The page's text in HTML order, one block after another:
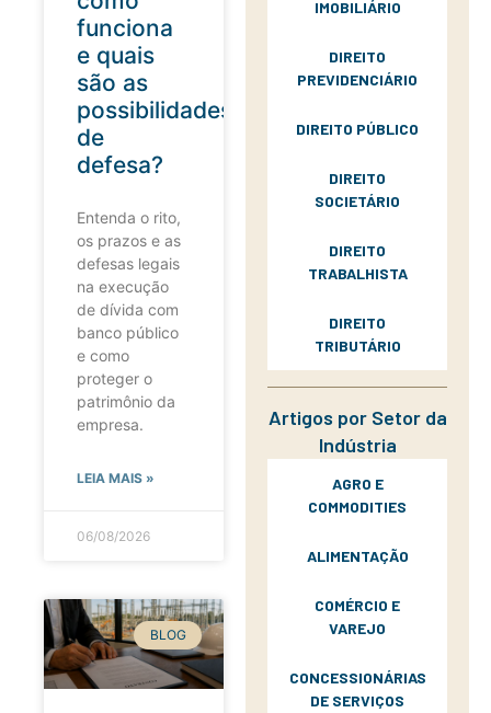
funciona
e quais
são as
possibilidades
de
defesa?
Entenda o rito,
os prazos e as
defesas legais
na execução
de dívida com
banco público
e como
proteger o
patrimônio da
empresa.
LEIA MAIS »
06/08/2026
BLOG
IMOBILIÁRIO
DIREITO
PREVIDENCIÁRIO
DIREITO PÚBLICO
DIREITO
SOCIETÁRIO
DIREITO
TRABALHISTA
DIREITO
TRIBUTÁRIO
Artigos por Setor da
Indústria
AGRO E
COMMODITIES
ALIMENTAÇÃO
COMÉRCIO E
VAREJO
CONCESSIONÁRIAS
DE SERVIÇOS